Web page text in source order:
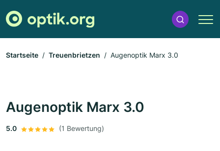
Startseite Treuenbrietzen Augenoptik Marx 3.0
Augenoptik Marx 3.0
5.0 (1 Bewertung)